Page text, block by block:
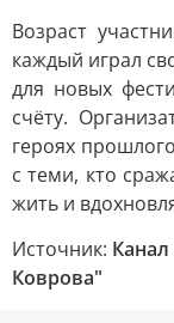
Возраст
каждый играл
для новых
счёту.
героях
с теми, кто
жить и
Источник:
Коврова"